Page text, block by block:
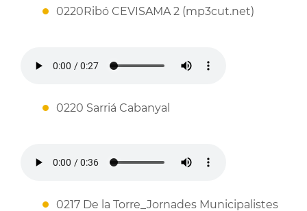
0220Ribó CEVISAMA 2 (mp3cut.net)
0220 Sarriá Cabanyal
0217 De la Torre_Jornades Municipalistes